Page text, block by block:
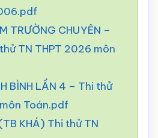
TRƯỜNG CHUYÊN –
TN THPT 2026 môn
BÌNH LẦN 4 – Thi thử
Toán.pdf
KHÁ) Thi thử TN